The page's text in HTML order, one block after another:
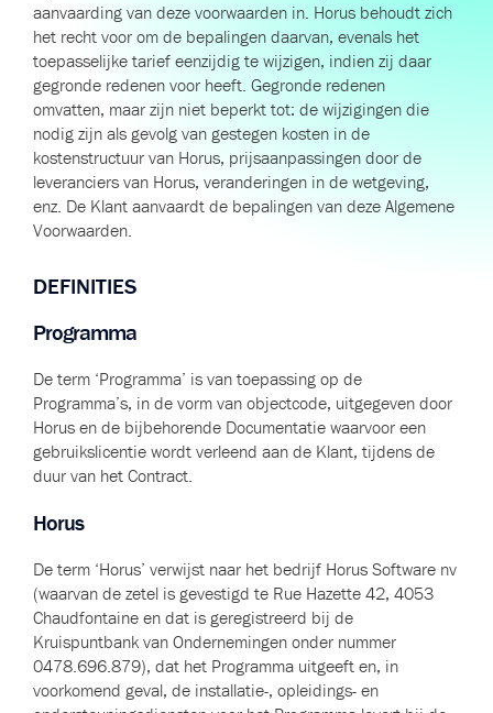
aanvaarding van deze voorwaarden in. Horus behoudt zich
het recht voor om de bepalingen daarvan, evenals het
toepasselijke tarief eenzijdig te wijzigen, indien zij daar
gegronde redenen voor heeft. Gegronde redenen
omvatten, maar zijn niet beperkt tot: de wijzigingen die
nodig zijn als gevolg van gestegen kosten in de
kostenstructuur van Horus, prijsaanpassingen door de
leveranciers van Horus, veranderingen in de wetgeving,
enz. De Klant aanvaardt de bepalingen van deze Algemene
Voorwaarden.
DEFINITIES
Programma
De term ‘Programma’ is van toepassing op de
Programma’s, in de vorm van objectcode, uitgegeven door
Horus en de bijbehorende Documentatie waarvoor een
gebruikslicentie wordt verleend aan de Klant, tijdens de
duur van het Contract.
Horus
De term ‘Horus’ verwijst naar het bedrijf Horus Software nv
(waarvan de zetel is gevestigd te Rue Hazette 42, 4053
Chaudfontaine en dat is geregistreerd bij de
Kruispuntbank van Ondernemingen onder nummer
0478.696.879), dat het Programma uitgeeft en, in
voorkomend geval, de installatie-, opleidings- en